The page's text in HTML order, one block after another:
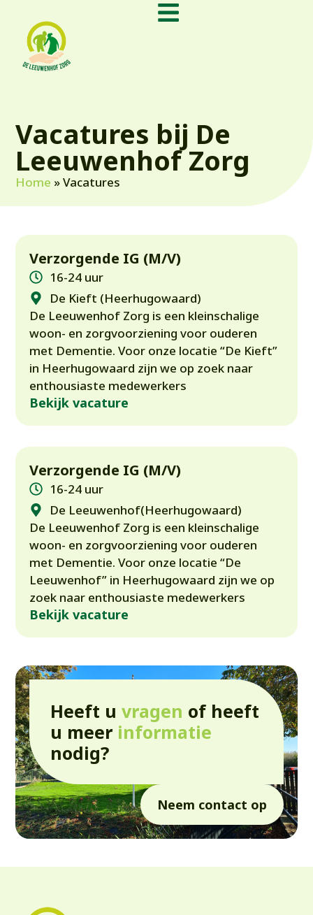
inhoud
Vacatures bij De
Leeuwenhof Zorg
Home »Vacatures
Verzorgende IG (M/V)
16-24 uur
De Kieft (Heerhugowaard)
De Leeuwenhof Zorg is een kleinschalige
woon- en zorgvoorziening voor ouderen
met Dementie. Voor onze locatie “De Kieft”
in Heerhugowaard zijn we op zoek naar
enthousiaste medewerkers
Bekijk vacature
Verzorgende IG (M/V)
16-24 uur
De Leeuwenhof(Heerhugowaard)
De Leeuwenhof Zorg is een kleinschalige
woon- en zorgvoorziening voor ouderen
met Dementie. Voor onze locatie “De
Leeuwenhof” in Heerhugowaard zijn we op
zoek naar enthousiaste medewerkers
Bekijk vacature
Heeft uvragen of heeft
u meer informatie
nodig?
Neem contact op